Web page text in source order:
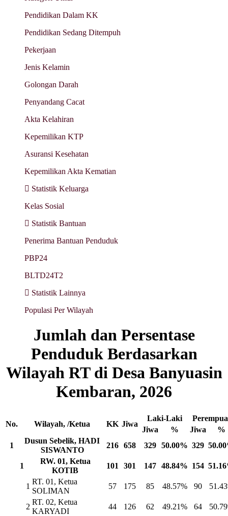
Pendidikan Dalam KK
Pendidikan Sedang Ditempuh
Pekerjaan
Jenis Kelamin
Golongan Darah
Penyandang Cacat
Akta Kelahiran
Kepemilikan KTP
Asuransi Kesehatan
Kepemilikan Akta Kematian
Statistik Keluarga
Kelas Sosial
Statistik Bantuan
Penerima Bantuan Penduduk
PBP24
BLTD24T2
Statistik Lainnya
Populasi Per Wilayah
Jumlah dan Persentase
Penduduk Berdasarkan
Wilayah RT di Desa Banyuasin
Kembaran, 2026
No. Wilayah, /Ketua KK Jiwa
Laki-Laki
Jiwa
% Jiwa
%
1
Dusun Sebelik, HADI
SISWANTO
216 658 329 50.00% 329
1
RW. 01, Ketua
KOTIB
101 301 147 48.84% 154
1
RT. 01, Ketua
SOLIMAN
57 175 85 48.57% 90
2
RT. 02, Ketua
KARYADI
44 126 62 49.21% 64